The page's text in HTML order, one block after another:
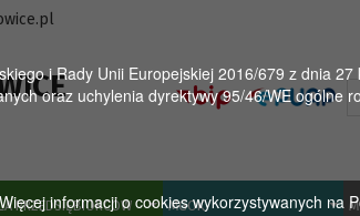
i Rady Unii Europejskiej 2016/679 z dnia
oraz uchylenia dyrektywy 95/46/WE ogólne
informacji o cookies wykorzystywanych na
PRZEDSIĘBIORCÓW MGOK